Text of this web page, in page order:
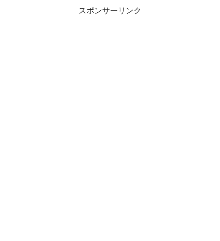
スポンサーリンク